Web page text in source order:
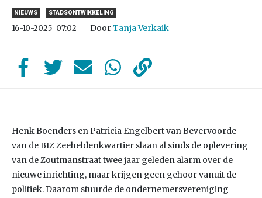
NIEUWS STADSONTWIKKELING
16-10-2025 07:02 DoorTanja Verkaik
Henk Boenders en Patricia Engelbert van Bevervoorde
van de BIZ Zeeheldenkwartier slaan al sinds de oplevering
van de Zoutmanstraat twee jaar geleden alarm over de
nieuwe inrichting, maar krijgen geen gehoor vanuit de
politiek. Daarom stuurde de ondernemersvereniging